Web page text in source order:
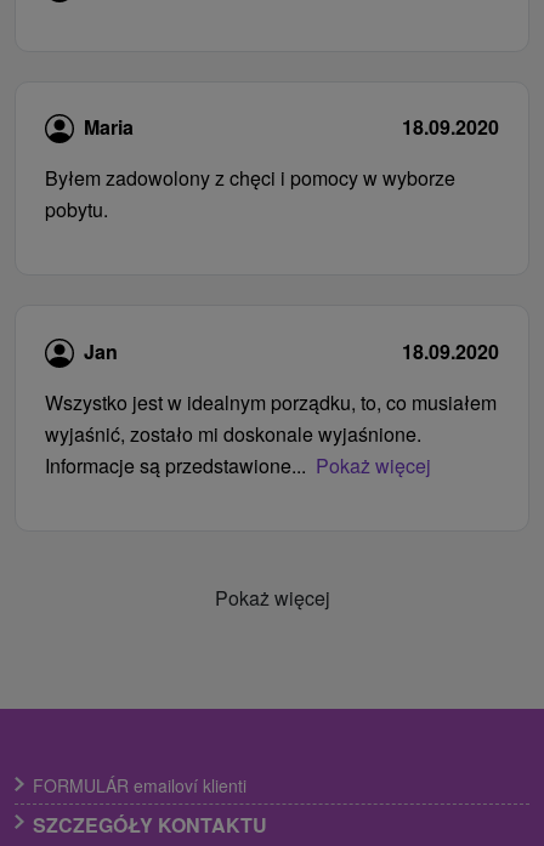
Maria
18.09.2020
Byłem zadowolony z chęci i pomocy w wyborze
pobytu.
Jan
18.09.2020
Wszystko jest w idealnym porządku, to, co musiałem
wyjaśnić, zostało mi doskonale wyjaśnione.
Informacje są przedstawione... Pokaż więcej
Pokaż więcej
FORMULÁR emailoví klienti
SZCZEGÓŁY KONTAKTU